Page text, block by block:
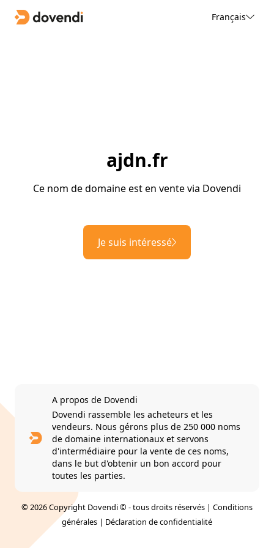
Français
ajdn.fr
Ce nom de domaine est en vente via Dovendi
Je suis intéressé
A propos de Dovendi
Dovendi rassemble les acheteurs et les
vendeurs. Nous gérons plus de 250 000 noms
de domaine internationaux et servons
d'intermédiaire pour la vente de ces noms,
dans le but d'obtenir un bon accord pour
toutes les parties.
© 2026 Copyright Dovendi © - tous droits réservés | Conditions
générales | Déclaration de confidentialité